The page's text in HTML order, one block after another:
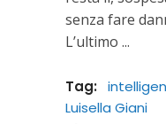
senza fare
L’ultimo
Tag:
Luisella Giani